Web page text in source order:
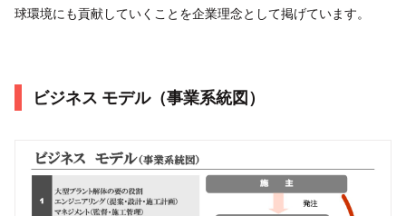
球環境にも貢献していくことを企業理念として掲げています。
ビジネス モデル（事業系統図）